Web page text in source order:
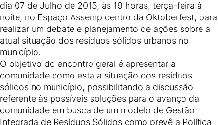
dia 07 de Julho de 2015, às 19 horas, terça-feira à
noite, no Espaço Assemp dentro da Oktoberfest, para
realizar um debate e planejamento de ações sobre a
atual situação dos resíduos sólidos urbanos no
município.
O objetivo do encontro geral é apresentar a
comunidade como esta a situação dos resíduos
sólidos no município, possibilitando a discussão
referente às possíveis soluções para o avanço da
comunidade em busca de um modelo de Gestão
Integrada de Resíduos Sólidos como prevê a Política